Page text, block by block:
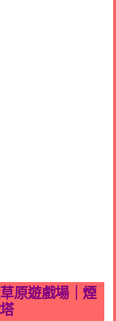
原遊戲場｜煙